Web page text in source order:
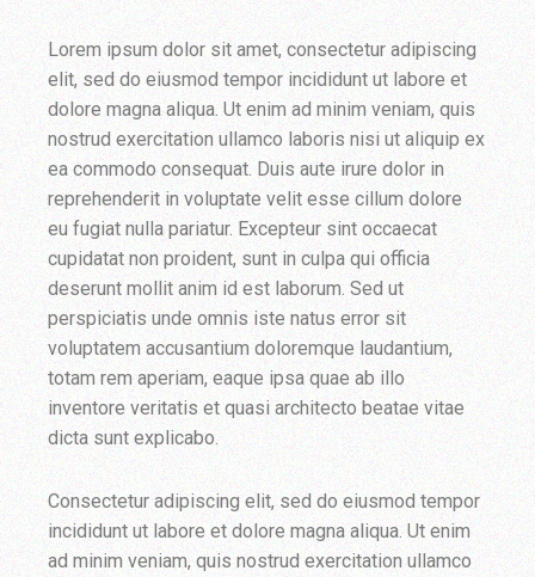
Lorem ipsum dolor sit amet, consectetur adipiscing
elit, sed do eiusmod tempor incididunt ut labore et
dolore magna aliqua. Ut enim ad minim veniam, quis
nostrud exercitation ullamco laboris nisi ut aliquip ex
ea commodo consequat. Duis aute irure dolor in
reprehenderit in voluptate velit esse cillum dolore
eu fugiat nulla pariatur. Excepteur sint occaecat
cupidatat non proident, sunt in culpa qui officia
deserunt mollit anim id est laborum. Sed ut
perspiciatis unde omnis iste natus error sit
voluptatem accusantium doloremque laudantium,
totam rem aperiam, eaque ipsa quae ab illo
inventore veritatis et quasi architecto beatae vitae
dicta sunt explicabo.
Consectetur adipiscing elit, sed do eiusmod tempor
incididunt ut labore et dolore magna aliqua. Ut enim
ad minim veniam, quis nostrud exercitation ullamco